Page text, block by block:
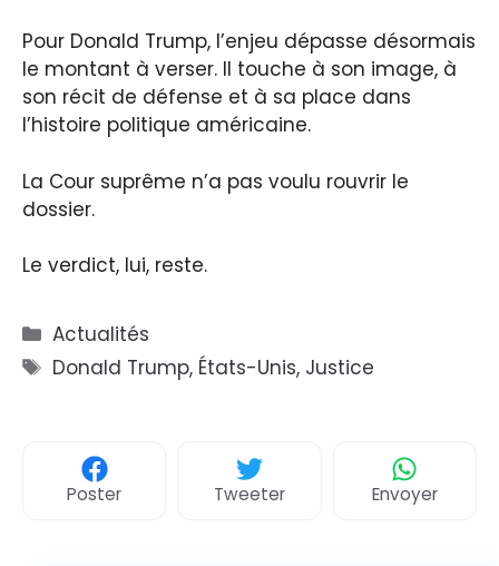
Pour Donald Trump, l’enjeu dépasse désormais
le montant à verser. Il touche à son image, à
son récit de défense et à sa place dans
l’histoire politique américaine.
La Cour suprême n’a pas voulu rouvrir le
dossier.
Le verdict, lui, reste.
Catégories
Actualités
Étiquettes
Donald Trump, États-Unis, Justice
Poster Tweeter Envoyer